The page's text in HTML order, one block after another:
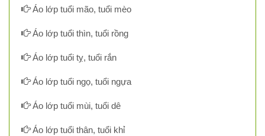
Áo lớp tuổi mão, tuổi mèo
Áo lớp tuổi thìn, tuổi rồng
Áo lớp tuổi tỵ, tuổi rắn
Áo lớp tuổi ngọ, tuổi ngựa
Áo lớp tuổi mùi, tuổi dê
Áo lớp tuổi thân, tuổi khỉ